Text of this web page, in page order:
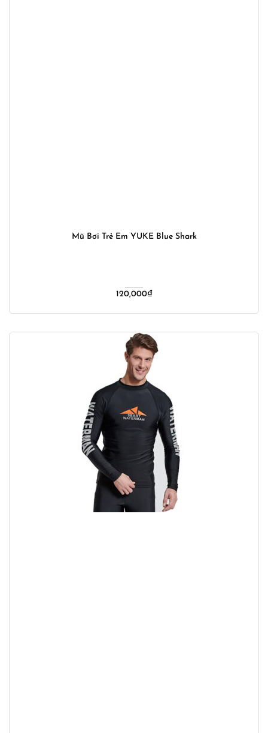
Mũ Bơi Trẻ Em YUKE Blue Shark
120,000₫